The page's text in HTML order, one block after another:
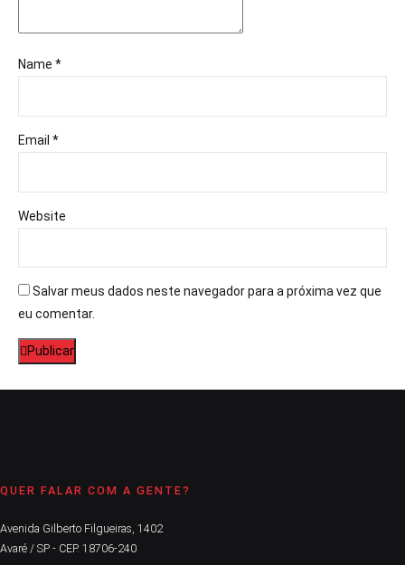
Name *
Email *
Website
Salvar meus dados neste navegador para a próxima vez que
eu comentar.
Publicar
QUER FALAR COM A GENTE?
Avenida Gilberto Filgueiras, 1402
Avaré / SP - CEP. 18706-240